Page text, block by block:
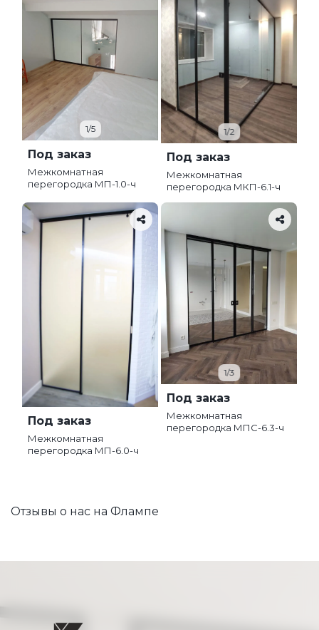
1/5
Под заказ
Межкомнатная
перегородка МП-1.0-ч
1/2
Под заказ
Межкомнатная
перегородка МКП-6.1-ч
Под заказ
Межкомнатная
перегородка МП-6.0-ч
1/3
Под заказ
Межкомнатная
перегородка МПС-6.3-ч
Отзывы о нас на Флампе